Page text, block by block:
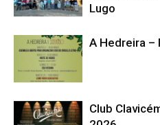
Lugo
A Hedreira –
Club